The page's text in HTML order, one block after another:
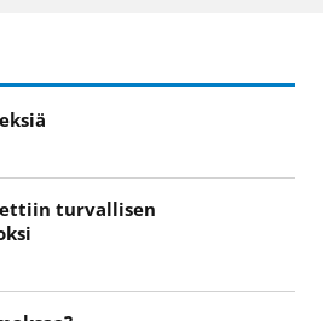
turvallisen